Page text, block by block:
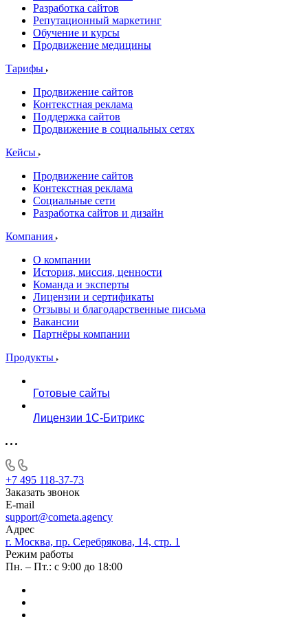
Разработка сайтов
Репутационный маркетинг
Обучение и курсы
Продвижение медицины
Тарифы
Продвижение сайтов
Контекстная реклама
Поддержка сайтов
Продвижение в социальных сетях
Кейсы
Продвижение сайтов
Контекстная реклама
Социальные сети
Разработка сайтов и дизайн
Компания
О компании
История, миссия, ценности
Команда и эксперты
Лицензии и сертификаты
Отзывы и благодарственные письма
Вакансии
Партнёры компании
Продукты
Готовые сайты
Лицензии 1С-Битрикс
+7 495 118-37-73
Заказать звонок
E-mail
support@cometa.agency
Адрес
г. Москва, пр. Серебрякова, 14, стр. 1
Режим работы
Пн. – Пт.: с 9:00 до 18:00